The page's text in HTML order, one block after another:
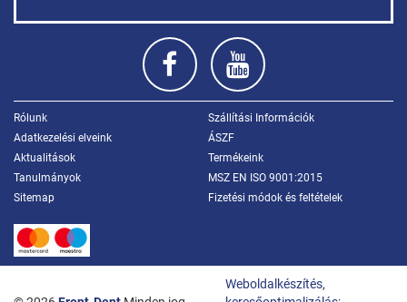
Rólunk
Szállítási Információk
Adatkezelési elveink
ÁSZF
Aktualitások
Termékeink
Tanulmányok
MSZ EN ISO 9001:2015
Sitemap
Fizetési módok és feltételek
Weboldalkészítés,